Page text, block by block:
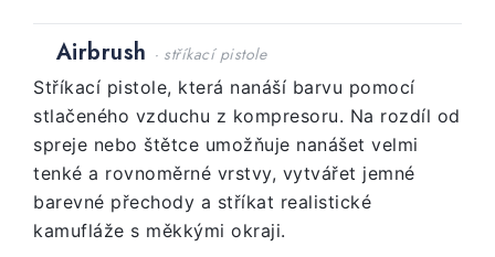
Airbrush · stříkací pistole
Stříkací pistole, která nanáší barvu pomocí
stlačeného vzduchu z kompresoru. Na rozdíl od
spreje nebo štětce umožňuje nanášet velmi
tenké a rovnoměrné vrstvy, vytvářet jemné
barevné přechody a stříkat realistické
kamufláže s měkkými okraji.